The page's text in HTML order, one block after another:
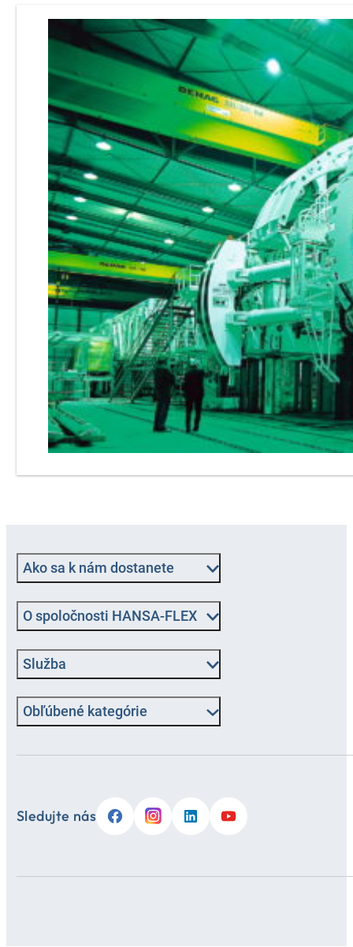
Ako sa k nám dostanete
O spoločnosti HANSA-FLEX
Služba
Obľúbené kategórie
Sledujte nás